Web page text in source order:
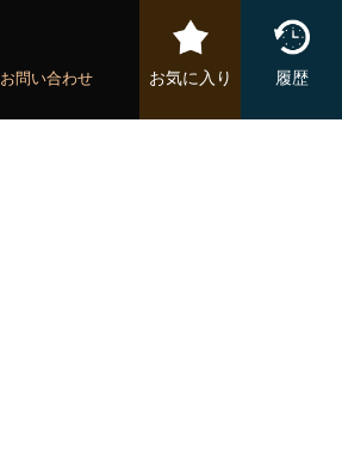
お問い合わせ お気に入り 履歴